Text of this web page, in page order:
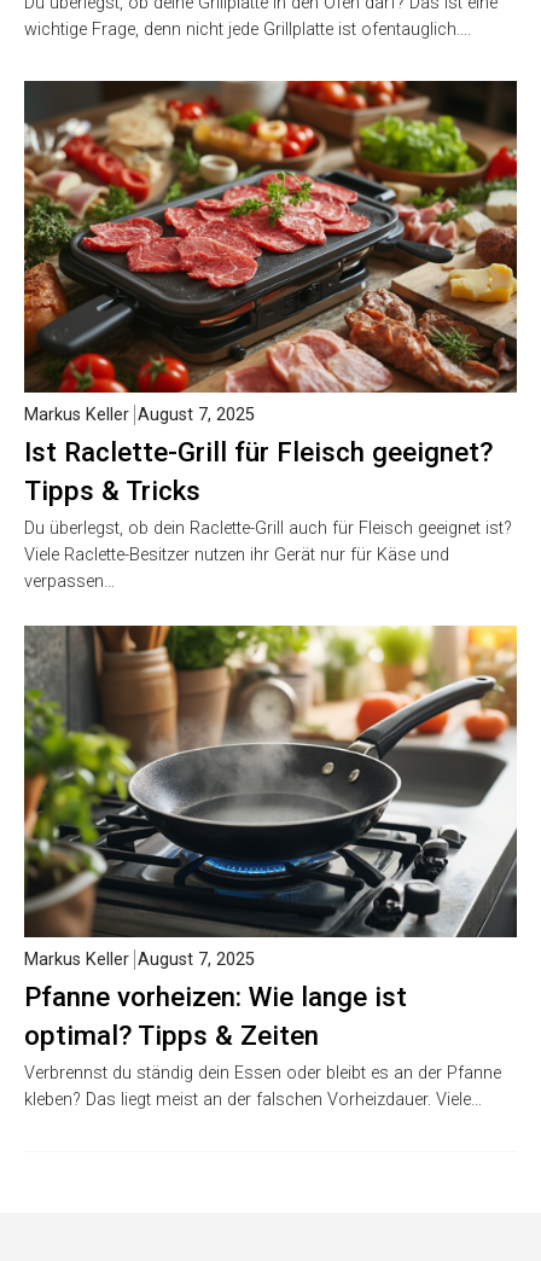
wichtige Frage, denn nicht jede Grillplatte ist ofentauglich….
Ist Raclette-Grill für Fleisch geeignet?
Tipps & Tricks
Markus Keller August 7, 2025
Du überlegst, ob dein Raclette-Grill auch für Fleisch geeignet ist?
Viele Raclette-Besitzer nutzen ihr Gerät nur für Käse und
verpassen…
Pfanne vorheizen: Wie lange ist
optimal? Tipps & Zeiten
Markus Keller August 7, 2025
Verbrennst du ständig dein Essen oder bleibt es an der Pfanne
kleben? Das liegt meist an der falschen Vorheizdauer. Viele…